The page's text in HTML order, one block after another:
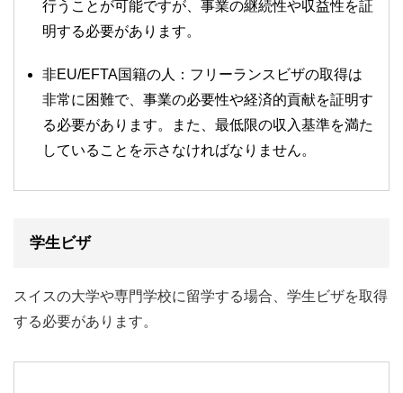
行うことが可能ですが、事業の継続性や収益性を証
明する必要があります。
非EU/EFTA国籍の人：フリーランスビザの取得は
非常に困難で、事業の必要性や経済的貢献を証明す
る必要があります。また、最低限の収入基準を満た
していることを示さなければなりません。
学生ビザ
スイスの大学や専門学校に留学する場合、学生ビザを取得
する必要があります。